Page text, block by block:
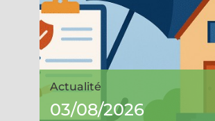
Actualité
03/08/2026